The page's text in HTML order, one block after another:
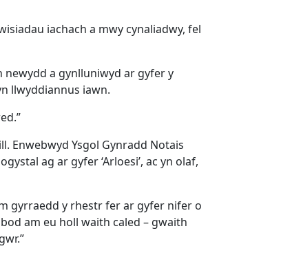
iachach a mwy cynaliadwy, fel
a gynlluniwyd ar gyfer y
llwyddiannus iawn.
Enwebwyd Ysgol Gynradd Notais
ag ar gyfer ‘Arloesi’, ac yn olaf,
gyrraedd y rhestr fer ar gyfer nifer o
am eu holl waith caled – gwaith